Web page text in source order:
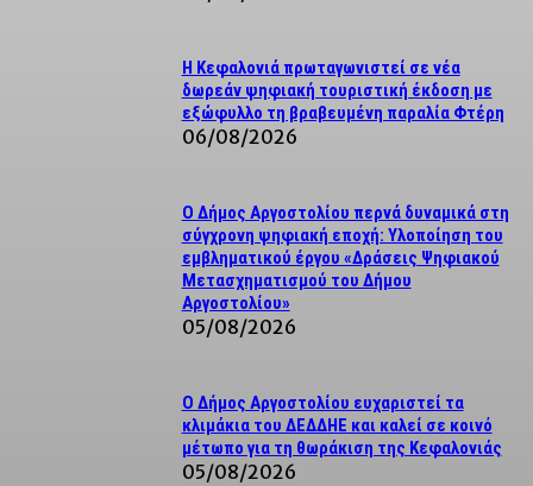
Η Κεφαλονιά πρωταγωνιστεί σε νέα
δωρεάν ψηφιακή τουριστική έκδοση με
εξώφυλλο τη βραβευμένη παραλία Φτέρη
06/08/2026
Ο Δήμος Αργοστολίου περνά δυναμικά στη
σύγχρονη ψηφιακή εποχή: Υλοποίηση του
εμβληματικού έργου «Δράσεις Ψηφιακού
Μετασχηματισμού του Δήμου
Αργοστολίου»
05/08/2026
Ο Δήμος Αργοστολίου ευχαριστεί τα
κλιμάκια του ΔΕΔΔΗΕ και καλεί σε κοινό
μέτωπο για τη θωράκιση της Κεφαλονιάς
05/08/2026